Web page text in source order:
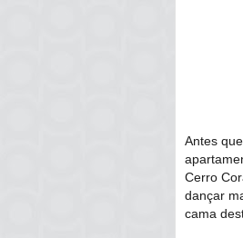
Antes
Cerro
dançar
cama